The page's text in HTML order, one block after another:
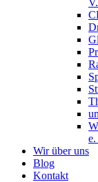
V.
Wir über uns
Blog
Kontakt